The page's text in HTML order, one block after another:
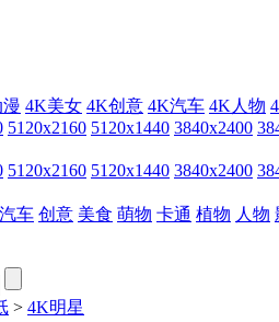
4K美女 4K创意 4K汽车 4K人物
5120x2160 5120x1440 3840x2400
5120x2160 5120x1440 3840x2400
汽车 创意 美食 萌物 卡通 植物 人物
> 4K明星